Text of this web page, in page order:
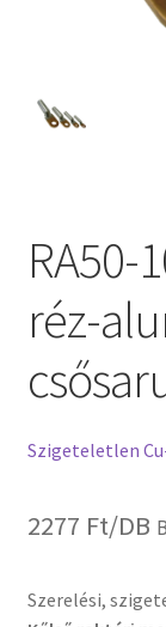
RA50-
réz-
Szigeteletlen
2277 Ft/DB
Szerelési,